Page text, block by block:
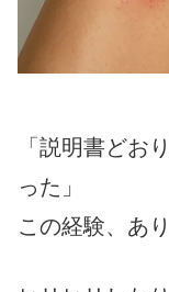
「説明書どお
った」
この経験、あ